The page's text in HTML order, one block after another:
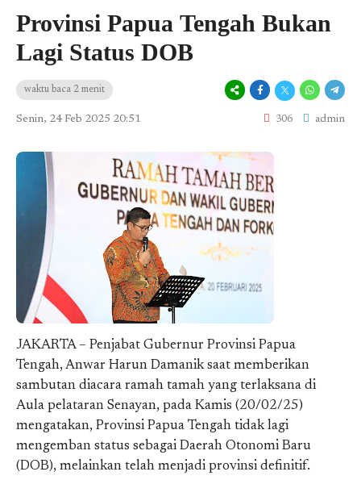
Provinsi Papua Tengah Bukan
Lagi Status DOB
waktu baca 2 menit
Senin, 24 Feb 2025 20:51 306 admin
JAKARTA – Penjabat Gubernur Provinsi Papua
Tengah, Anwar Harun Damanik saat memberikan
sambutan diacara ramah tamah yang terlaksana di
Aula pelataran Senayan, pada Kamis (20/02/25)
mengatakan, Provinsi Papua Tengah tidak lagi
mengemban status sebagai Daerah Otonomi Baru
(DOB), melainkan telah menjadi provinsi definitif.